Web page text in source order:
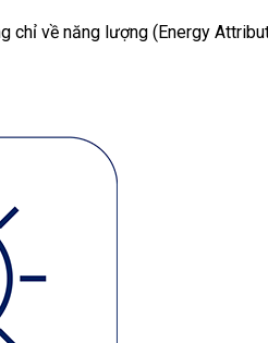
về năng lượng (Energy